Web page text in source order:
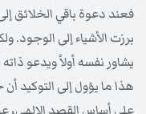
فعند دعوة باقي الخلائق
برزت الأشياء إلى الوجود.
يشاور نفسه أولاً ويدعو
هذا ما يؤول إلى التوكيد
على أساس القصد الإلهي،